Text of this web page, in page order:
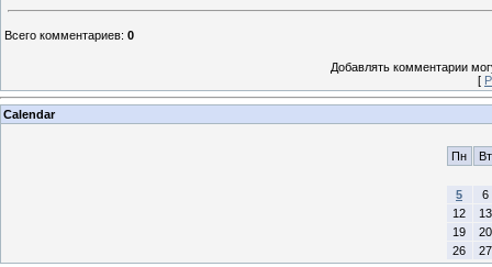
Всего комментариев: 0
Добавлять комментарии
[
Calendar
Пн Вт
5
6
12
13
19
20
26
27